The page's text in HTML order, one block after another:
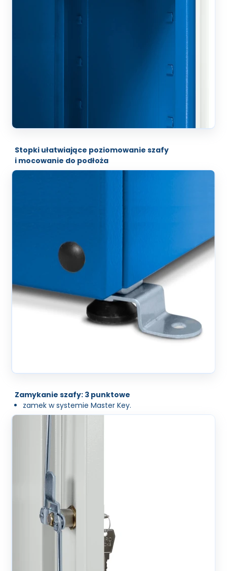
Stopki ułatwiające poziomowanie szafy
i mocowanie do podłoża
Zamykanie szafy: 3 punktowe
zamek w systemie Master Key.